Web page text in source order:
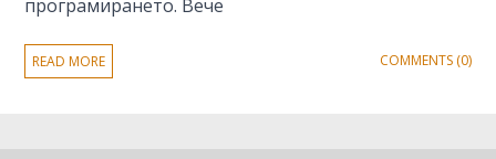
програмирането. Вече
READ MORE COMMENTS (0)